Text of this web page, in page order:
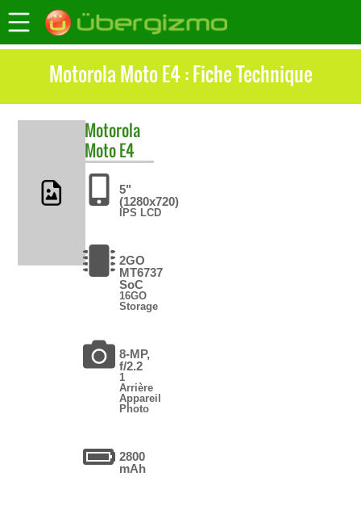
Motorola Moto E4 : Fiche Technique
Motorola
Moto E4
5"
(1280x720)
IPS LCD
2GO
MT6737
SoC
16GO
Storage
8-MP,
f/2.2
1
Arrière
Appareil
Photo
2800
mAh